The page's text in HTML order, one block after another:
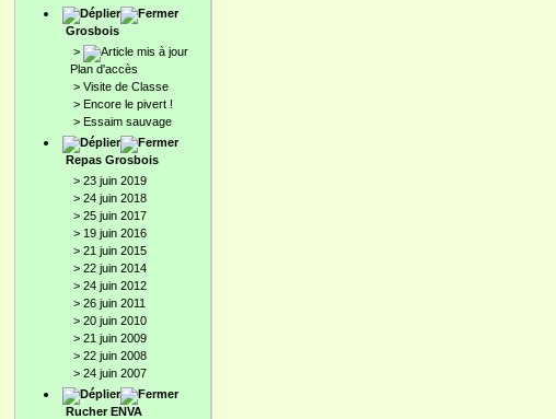
Grosbois
>
Plan d'accès
> Visite de Classe
> Encore le pivert !
> Essaim sauvage
Repas Grosbois
> 23 juin 2019
> 24 juin 2018
> 25 juin 2017
> 19 juin 2016
> 21 juin 2015
> 22 juin 2014
> 24 juin 2012
> 26 juin 2011
> 20 juin 2010
> 21 juin 2009
> 22 juin 2008
> 24 juin 2007
Rucher ENVA